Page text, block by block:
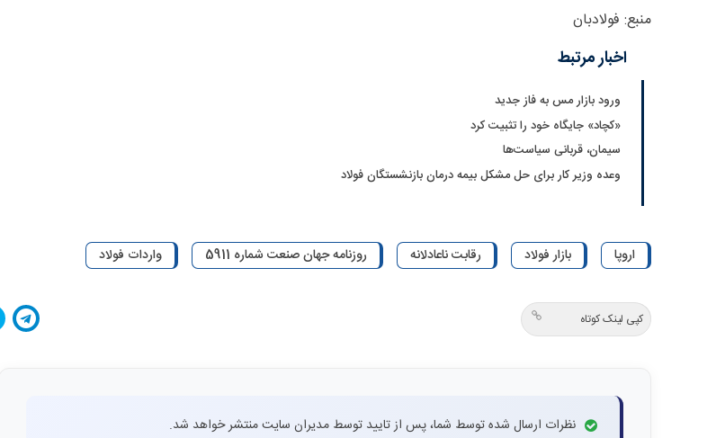
منبع: فولادبان
اخبار مرتبط
ورود بازار مس به فاز جدید
«کچاد» جایگاه خود را تثبیت کرد
سیمان، قربانی سیاست‌ها
وعده وزیر کار برای حل مشکل بیمه درمان بازنشستگان فولاد
اروپا بازار فولاد رقابت ناعادلانه روزنامه جهان صنعت شماره 5911 واردات فولاد
کپی لینک کوتاه
نظرات ارسال شده توسط شما، پس از تایید توسط مدیران سایت منتشر خواهد شد.